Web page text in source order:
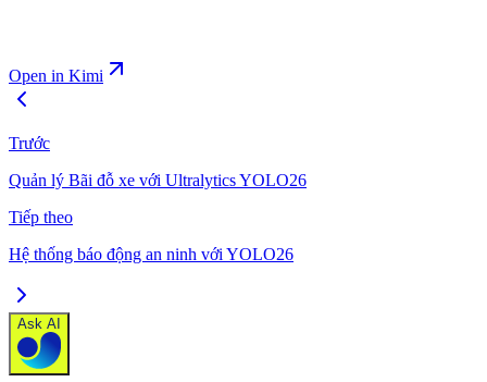
Open in Kimi
Trước
Quản lý Bãi đỗ xe với Ultralytics YOLO26
Tiếp theo
Hệ thống báo động an ninh với YOLO26
Ask AI